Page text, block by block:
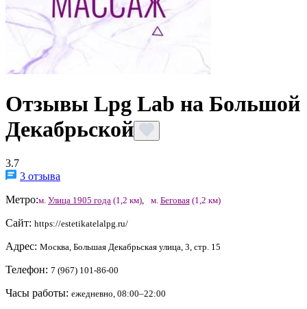
Отзывы Lpg Lab на Большой
Декабрьской
3.7
3 отзыва
Метро:м. Улица 1905 года (1,2 км) м. Беговая(1,2 км)
Сайт: https://estetikatelalpg.ru/
Адрес: Москва, Большая Декабрьская улица, 3, стр. 15
Телефон: 7 (967) 101-86-00
Часы работы: ежедневно, 08:00–22:00